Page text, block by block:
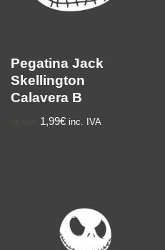
Pegatina Jack
Skellington
Calavera B
1,99€ inc. IVA